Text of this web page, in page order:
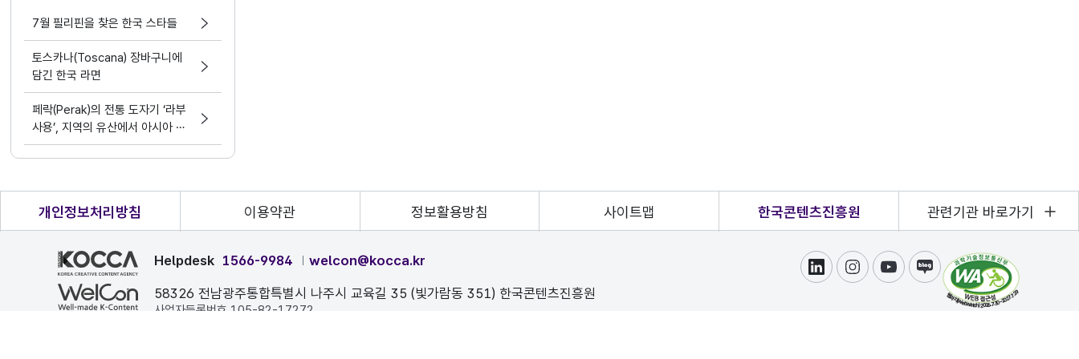
7월 필리핀을 찾은 한국 스타들
토스카나(Toscana) 장바구니에
담긴 한국 라면
페락(Perak)의 전통 도자기 ‘라부
사용’, 지역의 유산에서 아시아 문
화 교류의 가능성으로
개인정보처리방침 이용약관 정보활용방침 사이트맵 한국콘텐츠진흥원 관련기관 바로가기
Helpdesk 1566-9984 welcon@kocca.kr
58326 전남광주통합특별시 나주시 교육길 35 (빛가람동 351) 한국콘텐츠진흥원
사업자등록번호 105-82-17272
링크드인인스타그램
유튜브블로그